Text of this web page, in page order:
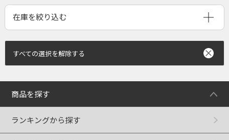
すべての選択を解除する
商品を探す
ランキングから探す